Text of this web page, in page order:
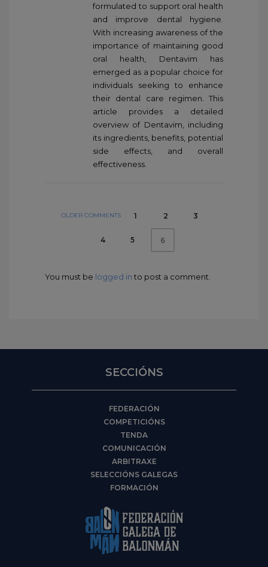
formulated to support oral health
and improve dental hygiene.
With increasing awareness of the
importance of maintaining good
oral health, Dentavim has
emerged as a popular choice for
individuals seeking to enhance
their dental care regimen. This
article provides a detailed
overview of Dentavim, including
its ingredients, benefits, potential
side effects, and overall
effectiveness.
OLDER COMMENTS 1 2 3
4 5 6
You must be logged in to post a comment.
SECCIÓNS
FEDERACIÓN
COMPETICIÓNS
TENDA
COMUNICACIÓN
ARBITRAXE
SELECCIÓNS GALEGAS
FORMACIÓN